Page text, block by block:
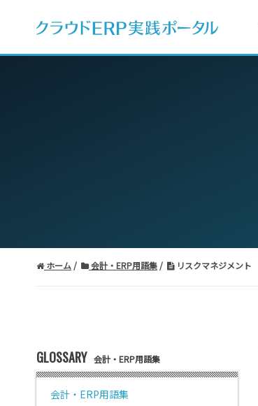
ホーム 会計・ERP用語集 リスクマネジメント
GLOSSARY 会計・ERP用語集
会計・ERP用語集